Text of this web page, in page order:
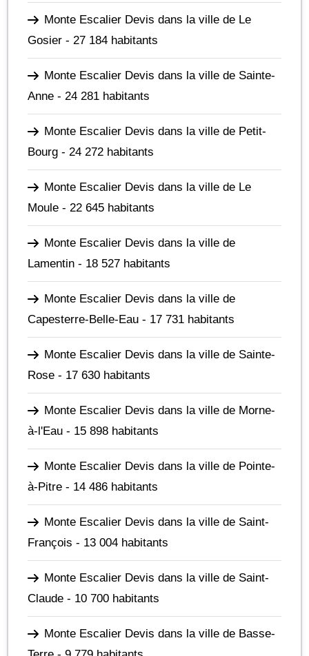
Monte Escalier Devis dans la ville de Le
Gosier - 27 184 habitants
Monte Escalier Devis dans la ville de Sainte-
Anne - 24 281 habitants
Monte Escalier Devis dans la ville de Petit-
Bourg - 24 272 habitants
Monte Escalier Devis dans la ville de Le
Moule - 22 645 habitants
Monte Escalier Devis dans la ville de
Lamentin - 18 527 habitants
Monte Escalier Devis dans la ville de
Capesterre-Belle-Eau - 17 731 habitants
Monte Escalier Devis dans la ville de Sainte-
Rose - 17 630 habitants
Monte Escalier Devis dans la ville de Morne-
à-l'Eau - 15 898 habitants
Monte Escalier Devis dans la ville de Pointe-
à-Pitre - 14 486 habitants
Monte Escalier Devis dans la ville de Saint-
François - 13 004 habitants
Monte Escalier Devis dans la ville de Saint-
Claude - 10 700 habitants
Monte Escalier Devis dans la ville de Basse-